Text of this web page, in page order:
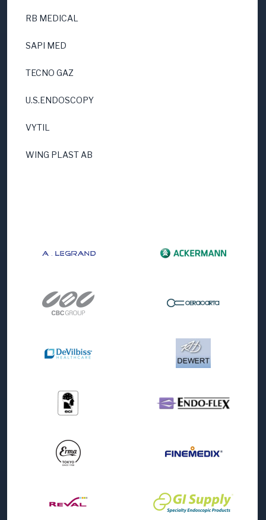
RB MEDICAL
SAPI MED
TECNO GAZ
U.S.ENDOSCOPY
VYTIL
WING PLAST AB